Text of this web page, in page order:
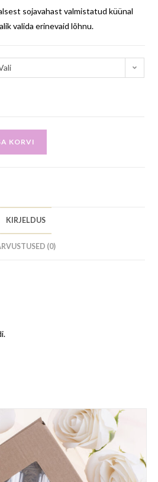
sojavahast valmistatud küünal
valida erinevaid lõhnu.
KORVI
KIRJELDUS
(0)